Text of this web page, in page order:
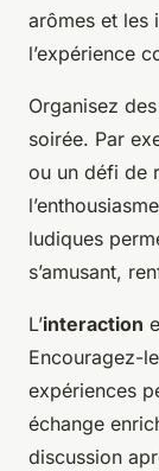
arômes et les
l’expérience
Organisez des
soirée. Par
ou un défi de
ludiques
s’amusant,
L’interaction
Encouragez-
expériences
échange
discussion